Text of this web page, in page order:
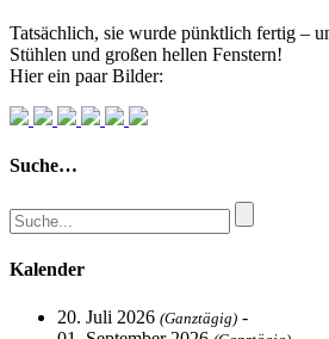
Tatsächlich, sie wurde pünktlich fertig –
Stühlen und großen hellen Fenstern!
Hier ein paar Bilder:
Suche…
Kalender
20. Juli 2026 (Ganztägig) -